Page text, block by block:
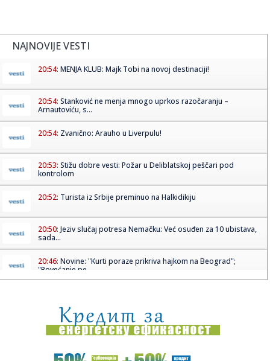
NAJNOVIJE VESTI
20:54: MENJA KLUB: Majk Tobi na novoj destinaciji!
20:54: Stanković ne menja mnogo uprkos razočaranju –
Arnautoviću, s...
20:54: Zvanično: Arauho u Liverpulu!
20:53: Stižu dobre vesti: Požar u Deliblatskoj peščari pod
kontrolom
20:52: Turista iz Srbije preminuo na Halkidikiju
20:50: Jeziv slučaj potresa Nemačku: Već osuđen za 10 ubistava,
sada...
20:46: Novine: "Kurti poraze prikriva hajkom na Beograd";
"Povećanje pe...
20:41:Zaboravite na staru noćnu moru: Fiat i Peugeot sa novim
benzinsk...
20:41:Vučić: Poseta Zelenskog dobra za interese Srbije